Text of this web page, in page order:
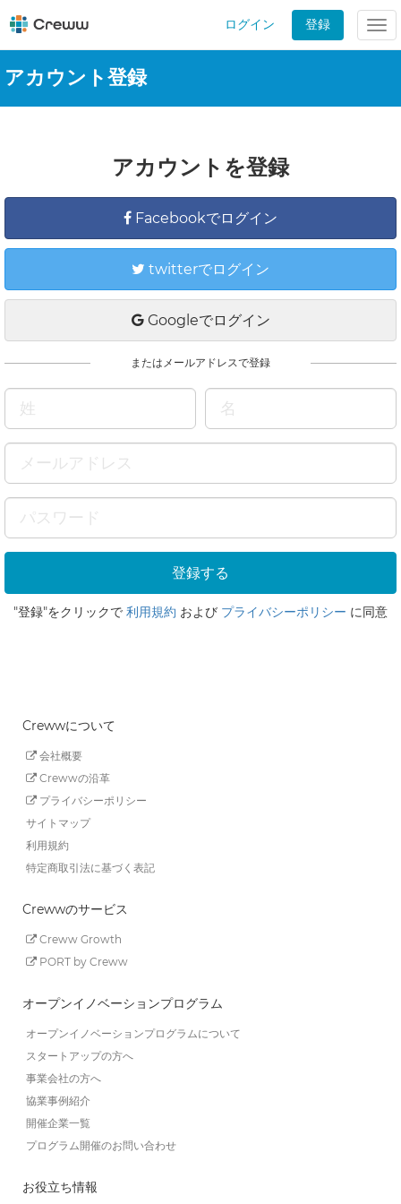
ログイン 登録
アカウント登録
アカウントを登録
Facebookでログイン
twitterでログイン
Googleでログイン
またはメールアドレスで登録
"登録"をクリックで 利用規約 および プライバシーポリシー に同意
Crewwについて
会社概要
Crewwの沿革
プライバシーポリシー
サイトマップ
利用規約
特定商取引法に基づく表記
Crewwのサービス
Creww Growth
PORT by Creww
オープンイノベーションプログラム
オープンイノベーションプログラムについて
スタートアップの方へ
事業会社の方へ
協業事例紹介
開催企業一覧
プログラム開催のお問い合わせ
お役立ち情報